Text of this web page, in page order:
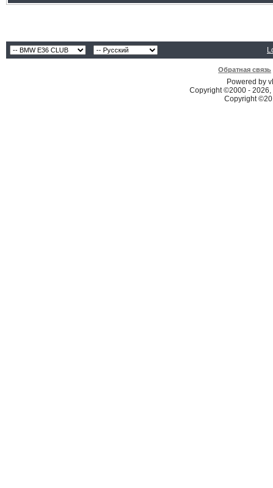
Обратная связь
Powered by
Copyright ©2000 -
Copyright